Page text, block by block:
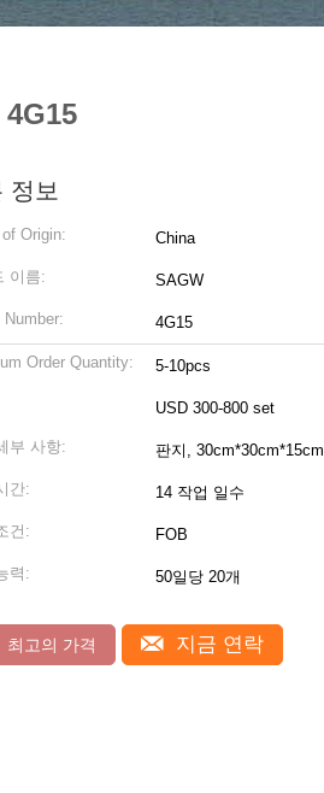
정보
Origin: China
이름: SAGW
Number: 4G15
Order Quantity: 5-10pcs
USD 300-800 set
부 사항: 판지, 30cm*30cm*15cm
간: 14 작업 일수
건: FOB
력: 50일당 20개
최고의 가격 지금 연락